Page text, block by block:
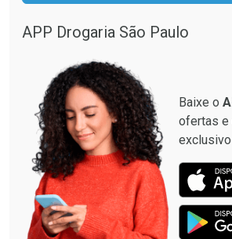
Comprar sem Desconto
Por R$ 664,02/cada
Comprar sem Desconto
APP Drogaria São Paulo
Baixe o
ofertas e